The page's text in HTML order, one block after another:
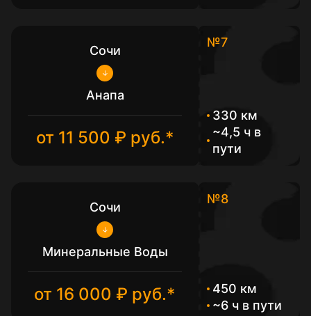
Сочи
Анапа
от 11 500 ₽ руб.*
№7
330 км
~4,5 ч в
пути
Сочи
Минеральные Воды
от 16 000 ₽ руб.*
№8
450 км
~6 ч в пути